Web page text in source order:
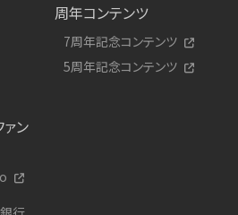
周年コンテンツ
7周年記念コンテンツ
5周年記念コンテンツ
ン